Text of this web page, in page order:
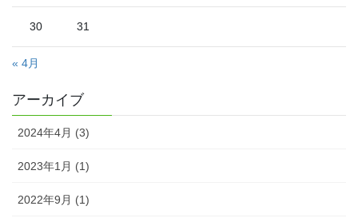
30 31
« 4月
アーカイブ
2024年4月 (3)
2023年1月 (1)
2022年9月 (1)